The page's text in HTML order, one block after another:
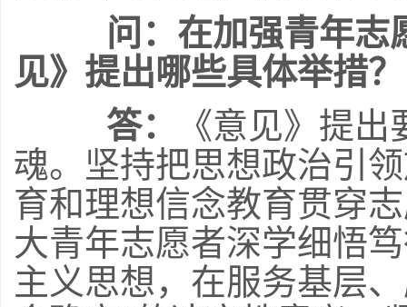
问：在加强青年志
见》提出哪些具体举措？
答：
《意见》提
魂。坚持把思想政治引
育和理想信念教育贯穿
大青年志愿者深学细悟
主义思想，在服务基层